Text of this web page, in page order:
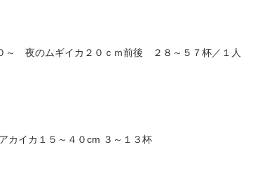
～ 夜のムギイカ２０ｃｍ前後 ２８～５７杯／１人
カイカ１５～４０cm ３～１３杯